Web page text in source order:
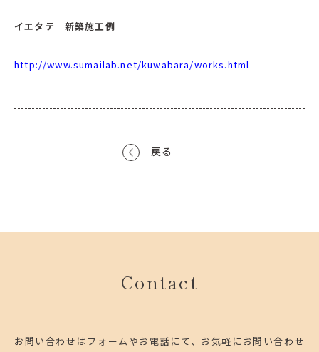
イエタテ 新築施工例
http://www.sumailab.net/kuwabara/works.html
戻る
Contact
お問い合わせはフォームやお電話にて、お気軽にお問い合わせ